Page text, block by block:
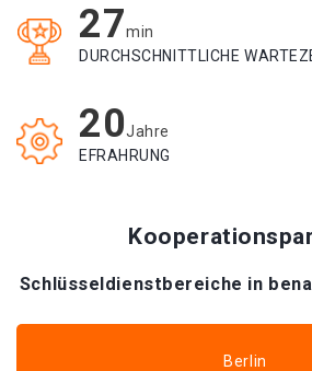
27min
DURCHSCHNITTLICHE
20Jahre
EFRAHRUNG
Schlüsseldienstbereiche in
Berlin